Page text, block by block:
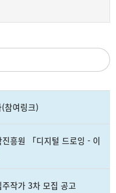
참여링크)
흥원 「디지털 드로잉 - 이
작가 3차 모집 공고